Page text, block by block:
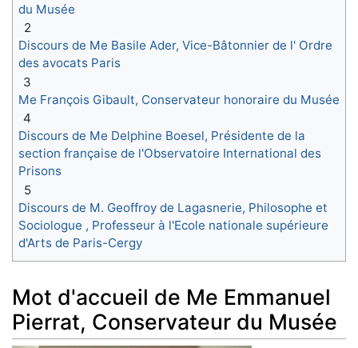
du Musée
2
Discours de Me Basile Ader, Vice-Bâtonnier de l' Ordre
des avocats Paris
3
Me François Gibault, Conservateur honoraire du Musée
4
Discours de Me Delphine Boesel, Présidente de la
section française de l'Observatoire International des
Prisons
5
Discours de M. Geoffroy de Lagasnerie, Philosophe et
Sociologue , Professeur à l'Ecole nationale supérieure
d'Arts de Paris-Cergy
Mot d'accueil de Me Emmanuel
Pierrat, Conservateur du Musée